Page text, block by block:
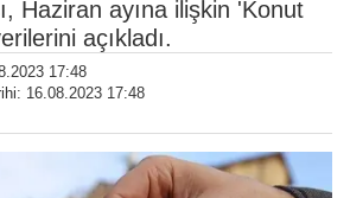
Haziran ayına ilişkin 'Konut
açıkladı.
17:48
16.08.2023 17:48